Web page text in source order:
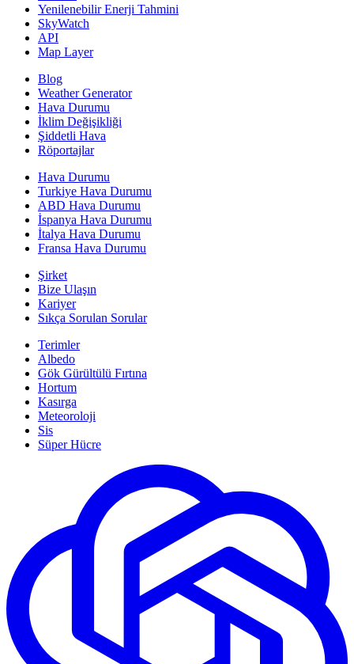
Yenilenebilir Enerji Tahmini
SkyWatch
API
Map Layer
Blog
Weather Generator
Hava Durumu
İklim Değişikliği
Şiddetli Hava
Röportajlar
Hava Durumu
Turkiye Hava Durumu
ABD Hava Durumu
İspanya Hava Durumu
İtalya Hava Durumu
Fransa Hava Durumu
Şirket
Bize Ulaşın
Kariyer
Sıkça Sorulan Sorular
Terimler
Albedo
Gök Gürültülü Fırtına
Hortum
Kasırga
Meteoroloji
Sis
Süper Hücre